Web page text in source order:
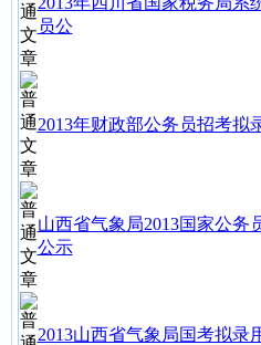
员公
2013年财政部公务员招考拟
山西省气象局2013国家公务
公示
2013山西省气象局国考拟录